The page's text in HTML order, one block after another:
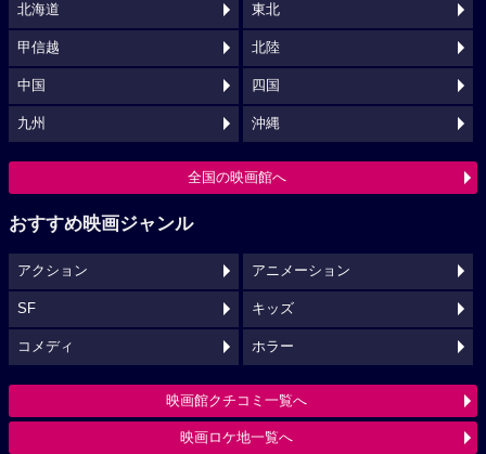
北海道 東北
甲信越 北陸
中国 四国
九州 沖縄
全国の映画館へ
おすすめ映画ジャンル
アクション アニメーション
SF キッズ
コメディ ホラー
映画館クチコミ一覧へ
映画ロケ地一覧へ